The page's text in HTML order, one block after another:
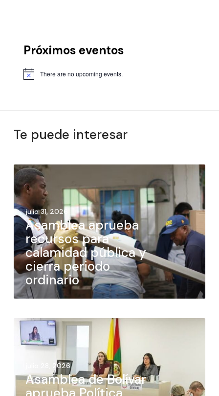
Próximos eventos
There are no upcoming events.
Te puede interesar
julio 31, 2026
Asamblea aprueba
recursos para
calamidad pública y
cierra periodo
ordinario
julio 28, 2026
Asamblea de Bolívar